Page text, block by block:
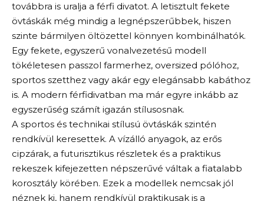
továbbra is uralja a férfi divatot. A letisztult fekete
övtáskák még mindig a legnépszerűbbek, hiszen
szinte bármilyen öltözettel könnyen kombinálhatók.
Egy fekete, egyszerű vonalvezetésű modell
tökéletesen passzol farmerhez, oversized pólóhoz,
sportos szetthez vagy akár egy elegánsabb kabáthoz
is. A modern férfidivatban ma már egyre inkább az
egyszerűség számít igazán stílusosnak.
A sportos és technikai stílusú övtáskák szintén
rendkívül keresettek. A vízálló anyagok, az erős
cipzárak, a futurisztikus részletek és a praktikus
rekeszek kifejezetten népszerűvé váltak a fiatalabb
korosztály körében. Ezek a modellek nemcsak jól
néznek ki, hanem rendkívül praktikusak is a